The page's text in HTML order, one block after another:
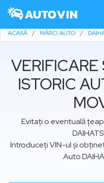
ACASĂ MĂRCI AUTO
VERIFICARE
ISTORIC
Evitați o eventuală
Introduceți VIN-ul și
Auto